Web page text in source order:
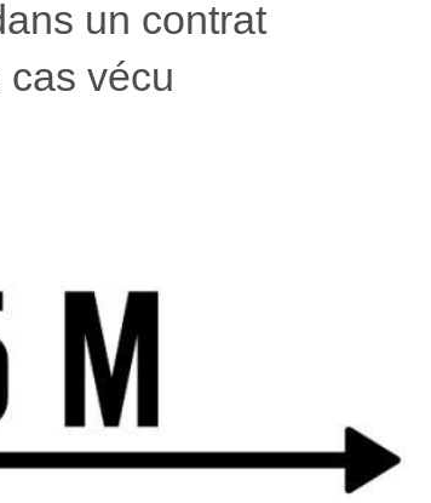
un contrat
cas vécu